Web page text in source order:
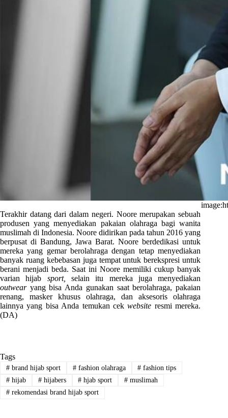
Terakhir datang dari dalam negeri. Noore merupakan sebuah
produsen yang menyediakan pakaian olahraga bagi wanita
muslimah di Indonesia. Noore didirikan pada tahun 2016 yang
berpusat di Bandung, Jawa Barat. Noore berdedikasi untuk
mereka yang gemar berolahraga dengan tetap menyediakan
banyak ruang kebebasan juga tempat untuk berekspresi untuk
berani menjadi beda. Saat ini Noore memiliki cukup banyak
varian hijab sport, selain itu mereka juga menyediakan
outwearyang bisa Anda gunakan saat berolahraga, pakaian
renang, masker khusus olahraga, dan aksesoris olahraga
lainnya yang bisa Anda temukan cekwebsite resmi mereka.
(DA)
Tags
#brand hijab sport #fashion olahraga # fashion tips
#hijab #hijabers # hjab sport # muslimah
#rekomendasi brand hijab sport